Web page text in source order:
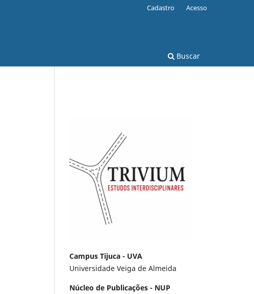
Buscar
Cadastro Acesso
Campus Tijuca - UVA
Universidade Veiga de Almeida
Núcleo de Publicações - NUP